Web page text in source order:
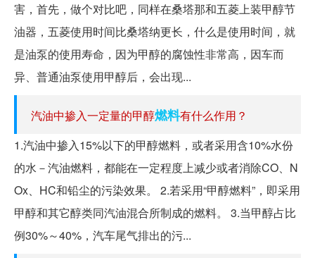
害，首先，做个对比吧，同样在桑塔那和五菱上装甲醇节
油器，五菱使用时间比桑塔纳更长，什么是使用时间，就
是油泵的使用寿命，因为甲醇的腐蚀性非常高，因车而
异、普通油泵使用甲醇后，会出现...
汽油中掺入一定量的甲醇燃料有什么作用？
1.汽油中掺入15%以下的甲醇燃料，或者采用含10%水份
的水－汽油燃料，都能在一定程度上减少或者消除CO、N
Ox、HC和铅尘的污染效果。 2.若采用“甲醇燃料”，即采用
甲醇和其它醇类同汽油混合所制成的燃料。 3.当甲醇占比
例30%～40%，汽车尾气排出的污...